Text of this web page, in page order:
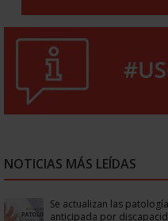
NOTICIAS MÁS LEÍDAS
Se actualizan las
anticipada por